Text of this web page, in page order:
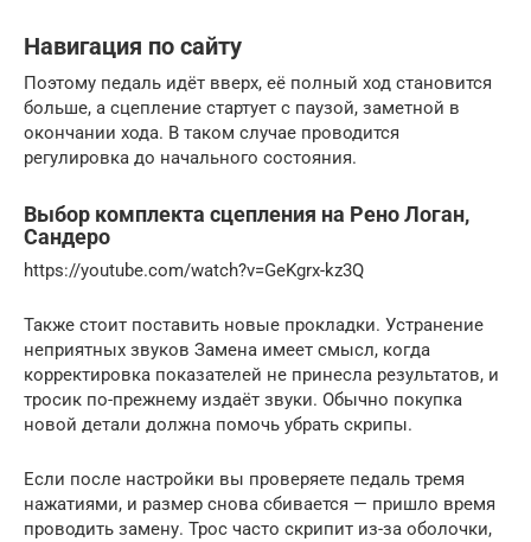
Навигация по сайту
Поэтому педаль идёт вверх, её полный ход становится
больше, а сцепление стартует с паузой, заметной в
окончании хода. В таком случае проводится
регулировка до начального состояния.
Выбор комплекта сцепления на Рено Логан,
Сандеро
https://youtube.com/watch?v=GeKgrx-kz3Q
Также стоит поставить новые прокладки. Устранение
неприятных звуков Замена имеет смысл, когда
корректировка показателей не принесла результатов, и
тросик по-прежнему издаёт звуки. Обычно покупка
новой детали должна помочь убрать скрипы.
Если после настройки вы проверяете педаль тремя
нажатиями, и размер снова сбивается — пришло время
проводить замену. Трос часто скрипит из-за оболочки,